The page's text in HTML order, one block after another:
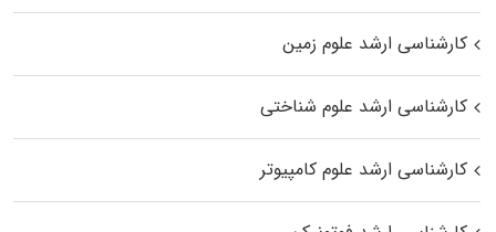
کارشناسی ارشد علوم زمین
کارشناسی ارشد علوم شناختی
کارشناسی ارشد علوم کامپیوتر